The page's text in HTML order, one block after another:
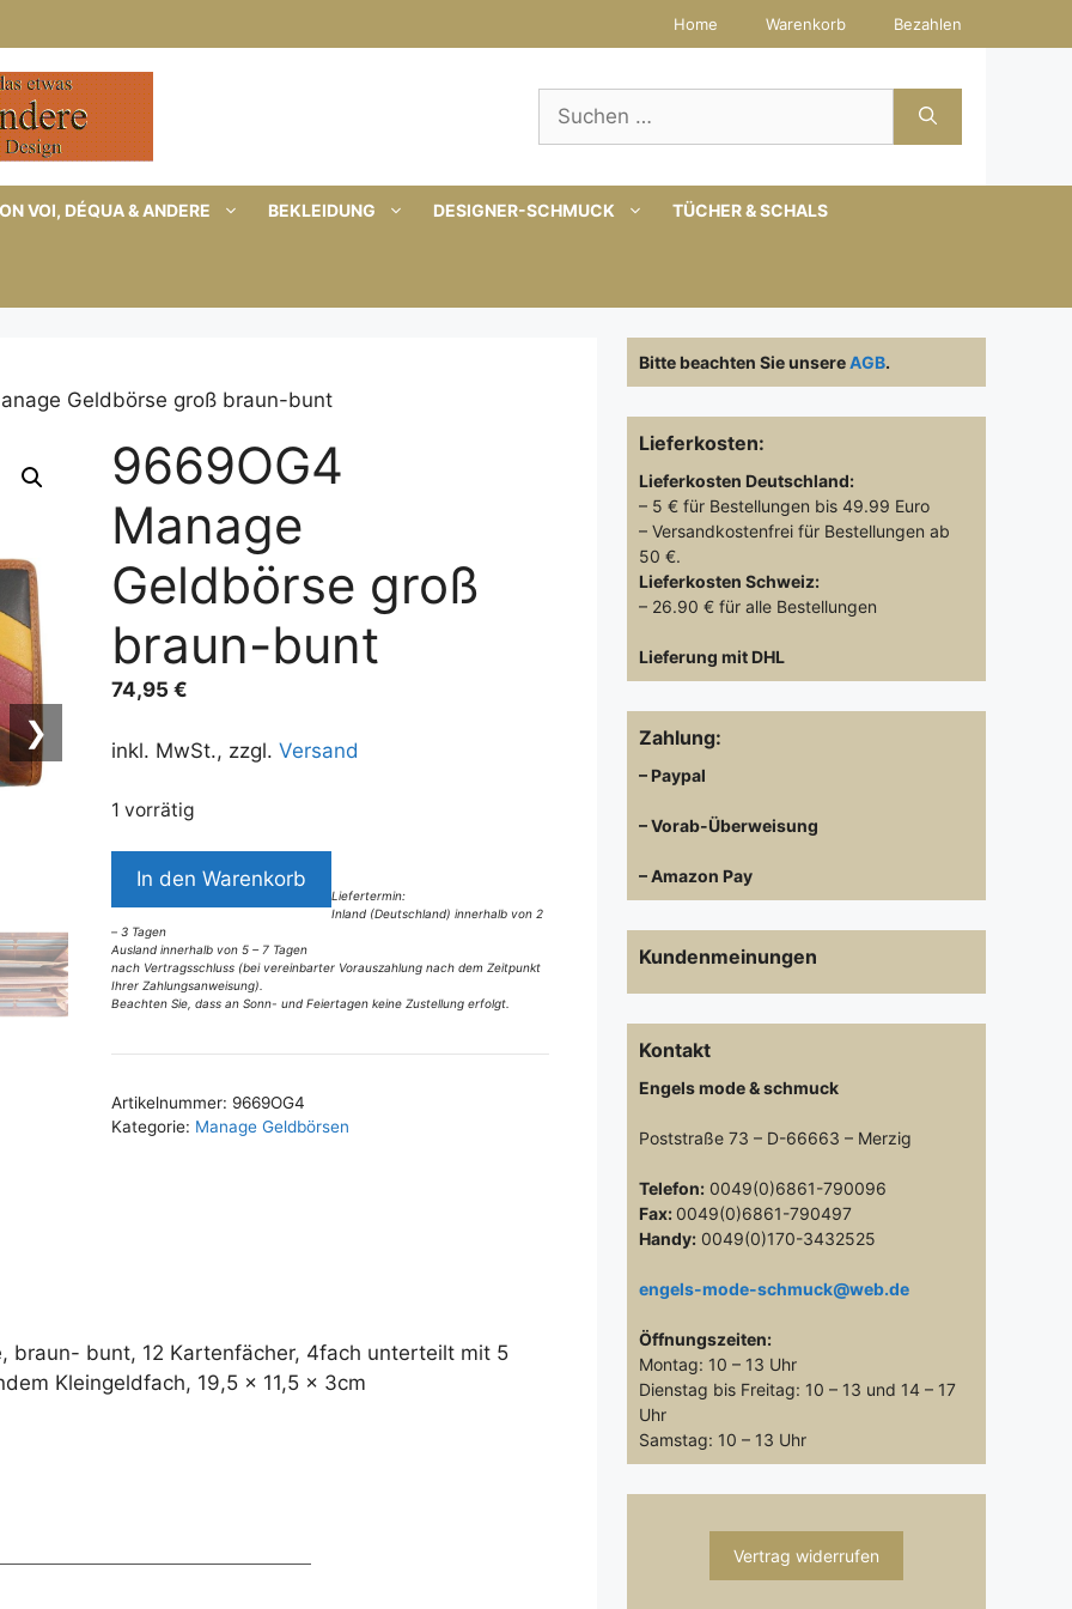
Home Warenkorb Bezahlen
Suchen
nach:
VOI, DÉQUA & ANDERE BEKLEIDUNG DESIGNER-SCHMUCK TÜCHER & SCHALS
Geldbörse groß braun-bunt
❯
9669OG4
Manage
Geldbörse groß
braun-bunt
74,95€
inkl. MwSt., zzgl.Versand
1 vorrätig
9669OG4
Manage
Geldbörse
groß
braun-
bunt
In den Warenkorb
Liefertermin:
Inland (Deutschland) innerhalb von 2
– 3 Tagen
Ausland innerhalb von 5 – 7 Tagen
nach Vertragsschluss (bei vereinbarter Vorauszahlung nach dem Zeitpunkt
Ihrer Zahlungsanweisung).
Beachten Sie, dass an Sonn- und Feiertagen keine Zustellung erfolgt.
l
e
:
Artikelnummer: 9669OG4
Kategorie: Manage Geldbörsen
braun- bunt, 12 Kartenfächer, 4fach unterteilt mit 5
Kleingeldfach, 19,5 x 11,5 x 3cm
Bitte beachten Sie unsereAGB.
Lieferkosten:
Lieferkosten Deutschland:
– 5 € für Bestellungen bis 49.99 Euro
– Versandkostenfrei für Bestellungen ab
50 €.
Lieferkosten Schweiz:
– 26.90 € für alle Bestellungen
Lieferung mit DHL
Zahlung:
– Paypal
– Vorab-Überweisung
– Amazon Pay
Kundenmeinungen
Kontakt
Engels mode & schmuck
Poststraße 73 – D-66663 – Merzig
Telefon: 0049(0)6861-790096
Fax: 0049(0)6861-790497
Handy: 0049(0)170-3432525
engels-mode-schmuck@web.de
Öffnungszeiten:
Montag: 10 – 13 Uhr
Dienstag bis Freitag: 10 – 13 und 14 – 17
Uhr
Samstag: 10 – 13 Uhr
Vertrag widerrufen